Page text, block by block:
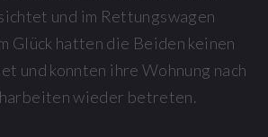
und im Rettungswagen
Glück hatten die Beiden keinen
und konnten ihre Wohnung nach
wieder betreten.